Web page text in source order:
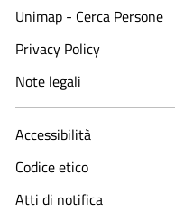
Unimap - Cerca Persone
Privacy Policy
Note legali
Accessibilità
Codice etico
Atti di notifica